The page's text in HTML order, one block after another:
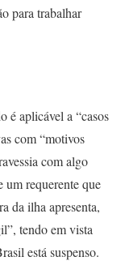
para trabalhar
é aplicável a “casos
com “motivos
com algo
requerente que
da ilha apresenta,
tendo em vista
está suspenso.